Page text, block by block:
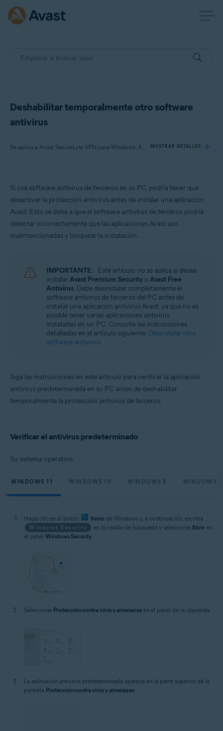
Deshabilitar temporalmente otro software
antivirus
Se aplica a Avast SecureLine VPN para Windows, Avast AntiTrack para Windows, Avast BreachGuard para Windows, Avast Cleanup Premium para Windows, Avast Driver Updater para Windows, Avast Battery Saver para Windows MOSTRAR DETALLES
Productos:
Avast SecureLine VPN 5.x para Windows
Avast BreachGuard 22.x para Windows
Avast Cleanup Premium 22.x para Windows
Avast Driver Updater 22.x para Windows
Microsoft Windows 11 Home/Pro/Enterprise/Education
Microsoft Windows 10 Home/Pro/Enterprise/Education - 32 o 64 bits
Microsoft Windows 8.1/Pro/Enterprise - 32 o 64 bits
Microsoft Windows 8/Pro/Enterprise - 32 o 64 bits
Microsoft Windows 7 Home Basic/Home
Premium/Professional/Enterprise/Ultimate - Service Pack 2, 32 o 64 bits
Si usa software antivirus de terceros en su PC, podría tener que
desactivar la protección antivirus antes de instalar una aplicación
Avast. Esto se debe a que el software antivirus de terceros podría
detectar incorrectamente que las aplicaciones Avast son
malintencionadas y bloquear la instalación.
IMPORTANTE: Este artículo no se aplica si desea
instalarAvast Premium Security o Avast Free
Antivirus. Debe desinstalar completamente el
software antivirus de terceros del PC antes de
instalar una aplicación antivirus Avast, ya que no es
posible tener varias aplicaciones antivirus
instaladas en un PC. Consulte las instrucciones
detalladas en el artículo siguiente: Desinstalar otro
software antivirus.
Siga las instrucciones en este artículo para verificar la aplicación
antivirus predeterminada en su PC antes de deshabilitar
temporalmente la protección antivirus de terceros.
Verificar el antivirus predeterminado
Su sistema operativo:
WINDOWS 11 WINDOWS 10 WINDOWS 8 WINDOWS 7
Haga clic en el botón Inicio de Windows y, a continuación, escriba
Windows Security
en la casilla de búsqueda y seleccione Abrir en
el panel Windows Security.
Seleccione Protección contra virus y amenazas en el panel de la izquierda.
La aplicación antivirus predeterminada aparece en la parte superior de la
pantalla Protección contra virus y amenazas.